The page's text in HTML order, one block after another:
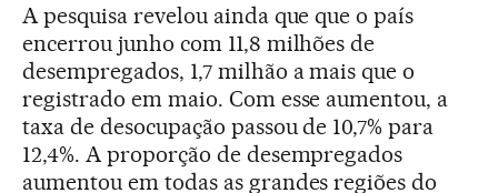
A pesquisa revelou ainda que que o país
encerrou junho com 11,8 milhões de
desempregados, 1,7 milhão a mais que o
registrado em maio. Com esse aumentou, a
taxa de desocupação passou de 10,7% para
12,4%. A proporção de desempregados
aumentou em todas as grandes regiões do